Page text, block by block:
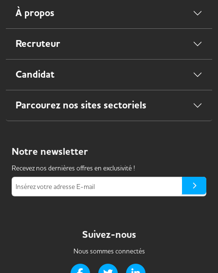
À propos
Recruteur
Candidat
Parcourez nos sites sectoriels
Notre newsletter
Recevez nos dernières offres en exclusivité !
Insérez votre adresse E-mail
Suivez-nous
Nous sommes connectés
Page Facebook de Handi-it
Page Twitter de Handi-it